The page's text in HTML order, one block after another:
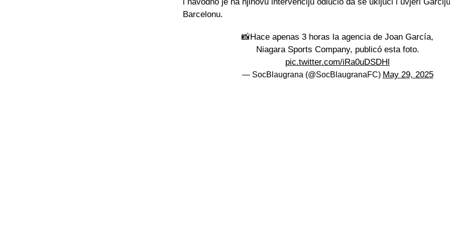
Barcelonu.
📸Hace apenas 3 horas la agencia de Joan García,
Niagara Sports Company, publicó esta foto.
pic.twitter.com/iRa0uDSDHl
— SocBlaugrana (@SocBlaugranaFC) May 29, 2025